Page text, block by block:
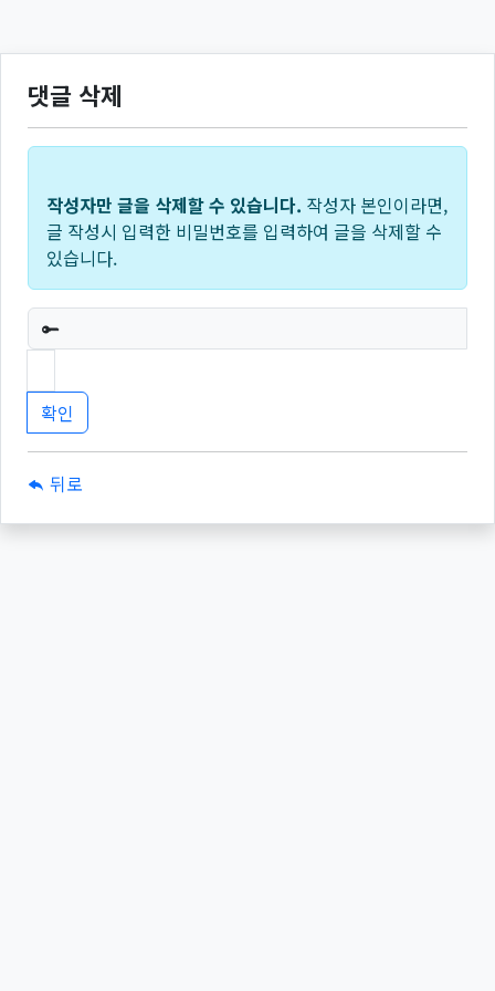
댓글 삭제
작성자만 글을 삭제할 수 있습니다. 작성자 본인이라면,
글 작성시 입력한 비밀번호를 입력하여 글을 삭제할 수
있습니다.
필수
뒤로